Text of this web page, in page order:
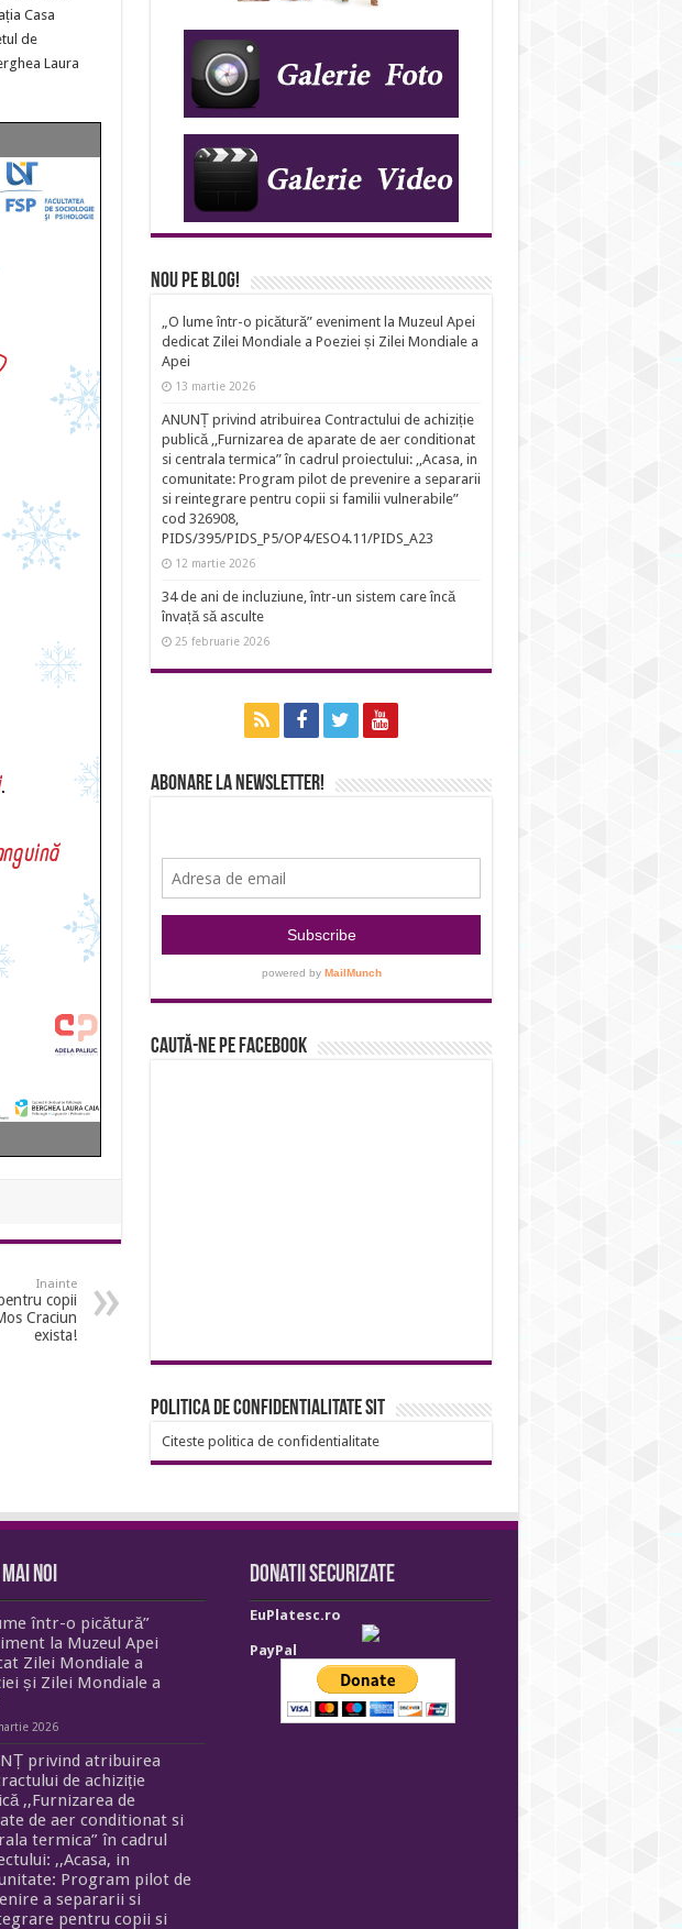
Casa
de
Laura
Inainte
copii
Craciun
exista!
Nou pe Blog!
„O lume într-o picătură” eveniment la Muzeul Apei
dedicat Zilei Mondiale a Poeziei și Zilei Mondiale a
Apei
13 martie 2026
ANUNȚ privind atribuirea Contractului de achiziție
publică ,,Furnizarea de aparate de aer conditionat
si centrala termica” în cadrul proiectului: ,,Acasa, in
comunitate: Program pilot de prevenire a separarii
si reintegrare pentru copii si familii vulnerabile”
cod 326908,
PIDS/395/PIDS_P5/OP4/ESO4.11/PIDS_A23
12 martie 2026
34 de ani de incluziune, într-un sistem care încă
învață să asculte
25 februarie 2026
Abonare la newsletter!
Caută-ne pe Facebook
Politica de confidentialitate sit
Citeste politica de confidentialitate
noi
într-o picătură”
la Muzeul Apei
Zilei Mondiale a
și Zilei Mondiale a
2026
privind atribuirea
de achiziție
,,Furnizarea de
de aer conditionat si
termica” în cadrul
,,Acasa, in
Program pilot de
a separarii si
pentru copii si
Donatii securizate
EuPlatesc.ro
PayPal